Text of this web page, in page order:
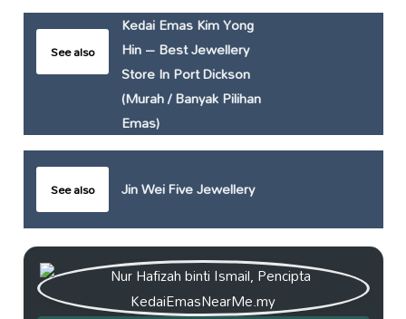
See also
Kedai Emas Kim Yong
Hin – Best Jewellery
Store In Port Dickson
(Murah / Banyak Pilihan
Emas)
See also Jin Wei Five Jewellery